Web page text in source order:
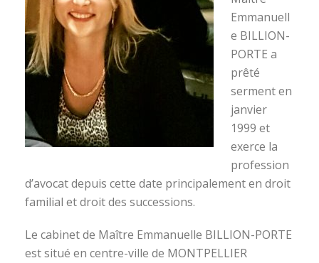
Emmanuell
e BILLION-
PORTE a
prêté
serment en
janvier
1999 et
exerce la
profession
d’avocat depuis cette date principalement en droit
familial et droit des successions.
Le cabinet de Maître Emmanuelle BILLION-PORTE
est situé en centre-ville de MONTPELLIER